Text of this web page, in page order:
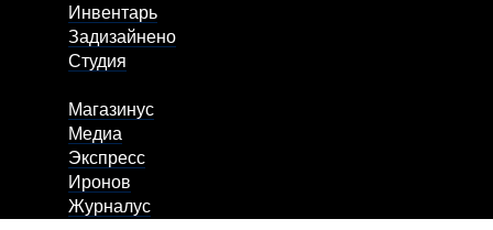
Инвентарь
Задизайнено
Студия
Магазинус
Медиа
Экспресс
Иронов
Журналус